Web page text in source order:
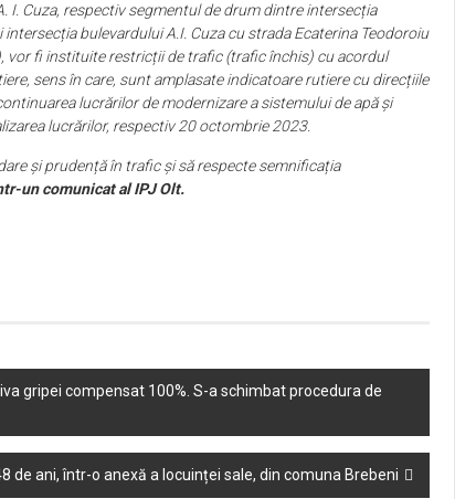
I. Cuza, respectiv segmentul de drum dintre intersecția
bulevardului A.I. Cuza cu strada Ecaterina Teodoroiu
vor fi instituite restricții de trafic (trafic închis) cu acordul
sens în care, sunt amplasate indicatoare rutiere cu direcțiile
lucrărilor de modernizare a sistemului de apă și
lucrărilor, respectiv 20 octombrie 2023.
și prudență în trafic și să respecte semnificația
un comunicat al IPJ Olt.
gripei compensat 100%. S-a schimbat procedura de
de ani, într-o anexă a locuinței sale, din comuna Brebeni